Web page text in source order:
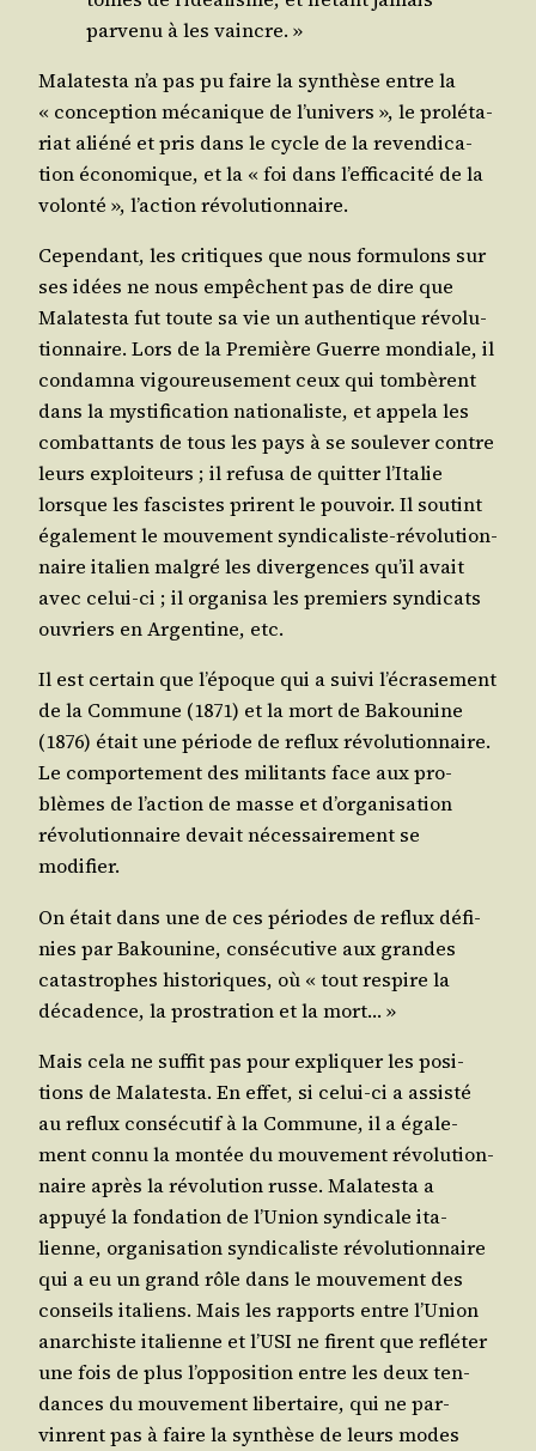
par­ve­nu à les vaincre. »
Mala­tes­ta n’a pas pu faire la syn­thèse entre la
« concep­tion méca­nique de l’univers », le pro­lé­ta­
riat alié­né et pris dans le cycle de la reven­di­ca­
tion éco­no­mique, et la « foi dans l’efficacité de la
volon­té », l’action révolutionnaire.
Cepen­dant, les cri­tiques que nous for­mu­lons sur
ses idées ne nous empêchent pas de dire que
Mala­tes­ta fut toute sa vie un authen­tique révo­lu­
tion­naire. Lors de la Pre­mière Guerre mon­diale, il
condam­na vigou­reu­se­ment ceux qui tom­bèrent
dans la mys­ti­fi­ca­tion natio­na­liste, et appe­la les
com­bat­tants de tous les pays à se sou­le­ver contre
leurs exploi­teurs ; il refu­sa de quit­ter l’Italie
lorsque les fas­cistes prirent le pou­voir. Il sou­tint
éga­le­ment le mou­ve­ment syn­di­ca­liste-révo­lu­tion­
naire ita­lien mal­gré les diver­gences qu’il avait
avec celui-ci ; il orga­ni­sa les pre­miers syn­di­cats
ouvriers en Argen­tine, etc.
Il est cer­tain que l’époque qui a sui­vi l’écrasement
de la Com­mune (1871) et la mort de Bakou­nine
(1876) était une période de reflux révo­lu­tion­naire.
Le com­por­te­ment des mili­tants face aux pro­
blèmes de l’action de masse et d’organisation
révo­lu­tion­naire devait néces­sai­re­ment se
modifier.
On était dans une de ces périodes de reflux défi­
nies par Bakou­nine, consé­cu­tive aux grandes
catas­trophes his­to­riques, où « tout res­pire la
déca­dence, la pros­tra­tion et la mort… »
Mais cela ne suf­fit pas pour expli­quer les posi­
tions de Mala­tes­ta. En effet, si celui-ci a assis­té
au reflux consé­cu­tif à la Com­mune, il a éga­le­
ment connu la mon­tée du mou­ve­ment révo­lu­tion­
naire après la révo­lu­tion russe. Mala­tes­ta a
appuyé la fon­da­tion de l’Union syn­di­cale ita­
lienne, orga­ni­sa­tion syn­di­ca­liste révo­lu­tion­naire
qui a eu un grand rôle dans le mou­ve­ment des
conseils ita­liens. Mais les rap­ports entre l’Union
anar­chiste ita­lienne et l’USI ne firent que reflé­ter
une fois de plus l’opposition entre les deux ten­
dances du mou­ve­ment liber­taire, qui ne par­
vinrent pas à faire la syn­thèse de leurs modes